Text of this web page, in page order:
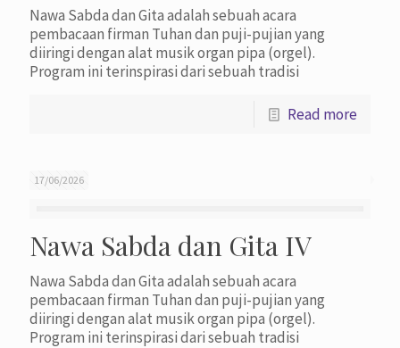
Nawa Sabda dan Gita adalah sebuah acara
pembacaan firman Tuhan dan puji-pujian yang
diiringi dengan alat musik organ pipa (orgel).
Program ini terinspirasi dari sebuah tradisi
Read more
17/06/2026
Nawa Sabda dan Gita IV
Nawa Sabda dan Gita adalah sebuah acara
pembacaan firman Tuhan dan puji-pujian yang
diiringi dengan alat musik organ pipa (orgel).
Program ini terinspirasi dari sebuah tradisi